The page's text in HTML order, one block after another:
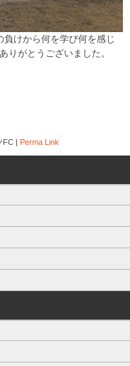
負けから何を学び何を感じ
りがとうございました。
FC | Perma Link